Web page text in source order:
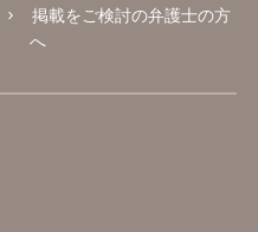
掲載をご検討の弁護士の方
へ